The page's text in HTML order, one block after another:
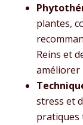
plantes,
Reins et
améliorer
stress et
pratiques